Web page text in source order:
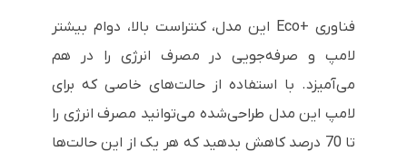
فناوری Eco+ این مدل، کنتراست بالا، دوام بیشتر
لامپ و صرفه‌جویی در مصرف انرژی را در هم
می‌آمیزد. با استفاده از حالت‌های خاصی که برای
لامپ این مدل طراحی‌شده می‌توانید مصرف انرژی را
تا 70 درصد کاهش بدهید که هر یک از این حالت‌ها